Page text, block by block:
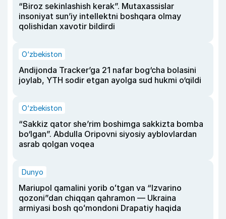
“Biroz sekinlashish kerak”. Mutaxassislar
insoniyat sun’iy intellektni boshqara olmay
qolishidan xavotir bildirdi
O‘zbekiston
Andijonda Tracker’ga 21 nafar bog‘cha bolasini
joylab, YTH sodir etgan ayolga sud hukmi o‘qildi
O‘zbekiston
“Sakkiz qator she’rim boshimga sakkizta bomba
bo‘lgan”. Abdulla Oripovni siyosiy ayblovlardan
asrab qolgan voqea
Dunyo
Mariupol qamalini yorib oʻtgan va “Izvarino
qozoni”dan chiqqan qahramon — Ukraina
armiyasi bosh qoʻmondoni Drapatiy haqida